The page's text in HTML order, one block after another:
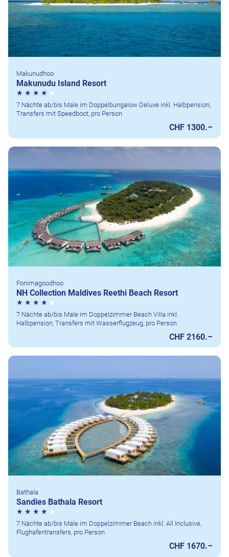
Makunudhoo
Makunudu Island Resort
7 Nächte ab/bis Male im Doppelbungalow Deluxe inkl. Halbpension,
Transfers mit Speedboot, pro Person
CHF 1300.–
Fonimagoodhoo
NH Collection Maldives Reethi Beach Resort
7 Nächte ab/bis Male im Doppelzimmer Beach Villa inkl.
Halbpension, Transfers mit Wasserflugzeug, pro Person
CHF 2160.–
Bathala
Sandies Bathala Resort
7 Nächte ab/bis Male im Doppelzimmer Beach inkl. All Inclusive,
Flughafentransfers, pro Person
CHF 1670.–